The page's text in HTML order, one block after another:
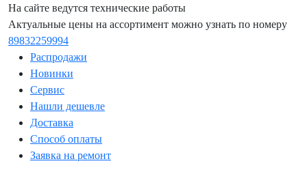
На сайте ведутся технические работы
Актуальные цены на ассортимент можно узнать по номеру
89832259994
Распродажи
Новинки
Сервис
Нашли дешевле
Доставка
Способ оплаты
Заявка на ремонт